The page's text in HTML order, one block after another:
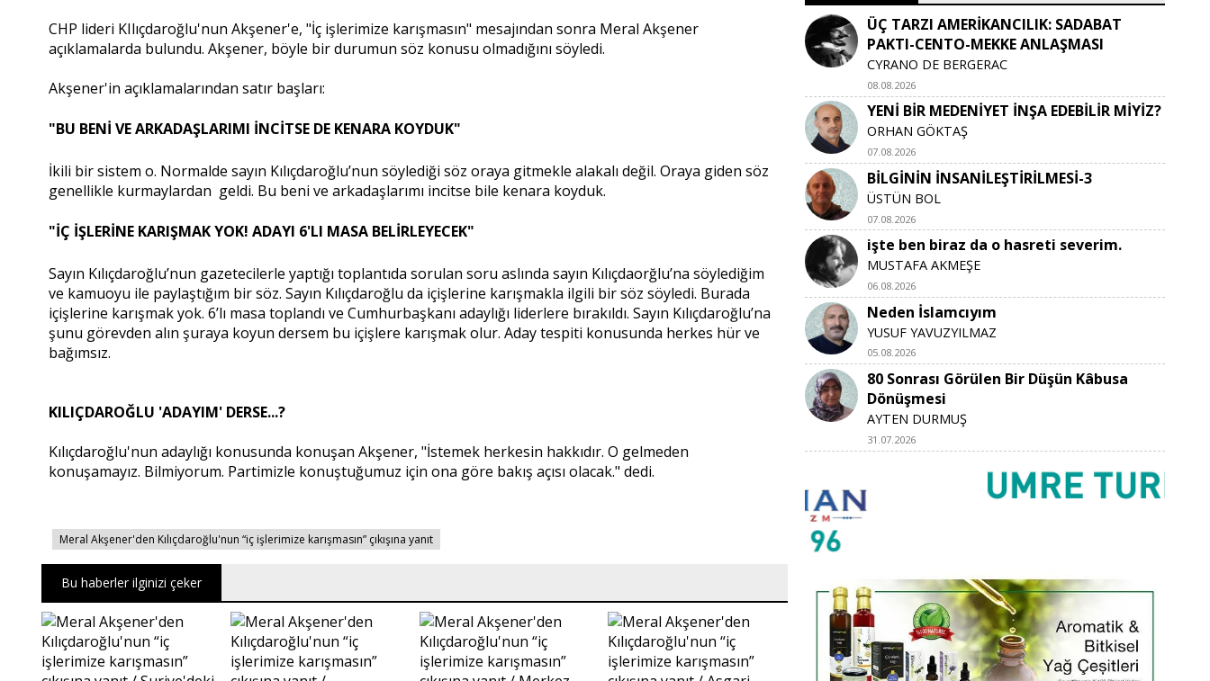
CHP lideri KIlıçdaroğlu'nun Akşener'e, "İç işlerimize karışmasın" mesajından sonra Meral Akşener
açıklamalarda bulundu. Akşener, böyle bir durumun söz konusu olmadığını söyledi.
Akşener'in açıklamalarından satır başları:
"BU BENİ VE ARKADAŞLARIMI İNCİTSE DE KENARA KOYDUK"
İkili bir sistem o. Normalde sayın Kılıçdaroğlu’nun söylediği söz oraya gitmekle alakalı değil. Oraya giden söz
genellikle kurmaylardan geldi. Bu beni ve arkadaşlarımı incitse bile kenara koyduk.
"İÇ İŞLERİNE KARIŞMAK YOK! ADAYI 6'LI MASA BELİRLEYECEK"
Sayın Kılıçdaroğlu’nun gazetecilerle yaptığı toplantıda sorulan soru aslında sayın Kılıçdaorğlu’na söylediğim
ve kamuoyu ile paylaştığım bir söz. Sayın Kılıçdaroğlu da içişlerine karışmakla ilgili bir söz söyledi. Burada
içişlerine karışmak yok. 6’lı masa toplandı ve Cumhurbaşkanı adaylığı liderlere bırakıldı. Sayın Kılıçdaroğlu’na
şunu görevden alın şuraya koyun dersem bu içişlere karışmak olur. Aday tespiti konusunda herkes hür ve
bağımsız.
KILIÇDAROĞLU 'ADAYIM' DERSE...?
Kılıçdaroğlu'nun adaylığı konusunda konuşan Akşener, "İstemek herkesin hakkıdır. O gelmeden
konuşamayız. Bilmiyorum. Partimizle konuştuğumuz için ona göre bakış açısı olacak." dedi.
Meral Akşener'den Kılıçdaroğlu'nun “iç işlerimize karışmasın” çıkışına yanıt
Bu haberler ilginizi çeker
ÜÇ TARZI AMERİKANCILIK: SADABAT
PAKTI-CENTO-MEKKE ANLAŞMASI
CYRANO DE BERGERAC
08.08.2026
YENİ BİR MEDENİYET İNŞA EDEBİLİR MİYİZ?
ORHAN GÖKTAŞ
07.08.2026
BİLGİNİN İNSANİLEŞTİRİLMESİ-3
ÜSTÜN BOL
07.08.2026
işte ben biraz da o hasreti severim.
MUSTAFA AKMEŞE
06.08.2026
Neden İslamcıyım
YUSUF YAVUZYILMAZ
05.08.2026
80 Sonrası Görülen Bir Düşün Kâbusa
Dönüşmesi
AYTEN DURMUŞ
31.07.2026